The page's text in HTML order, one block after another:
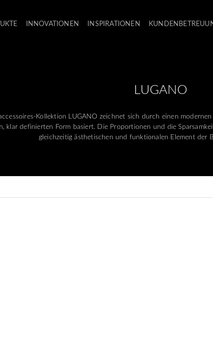
INNOVATIONEN INSPIRATIONEN
LUGANO
Kollektion LUGANO zeichnet sich durch einen
klar definierten Form basiert. Die Proportionen und die
gleichzeitig ästhetischen und funktionalen Element der